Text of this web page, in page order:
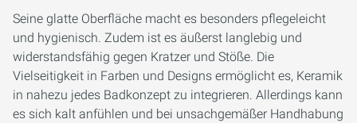
Seine glatte Oberfläche macht es besonders pflegeleicht
und hygienisch. Zudem ist es äußerst langlebig und
widerstandsfähig gegen Kratzer und Stöße. Die
Vielseitigkeit in Farben und Designs ermöglicht es, Keramik
in nahezu jedes Badkonzept zu integrieren. Allerdings kann
es sich kalt anfühlen und bei unsachgemäßer Handhabung